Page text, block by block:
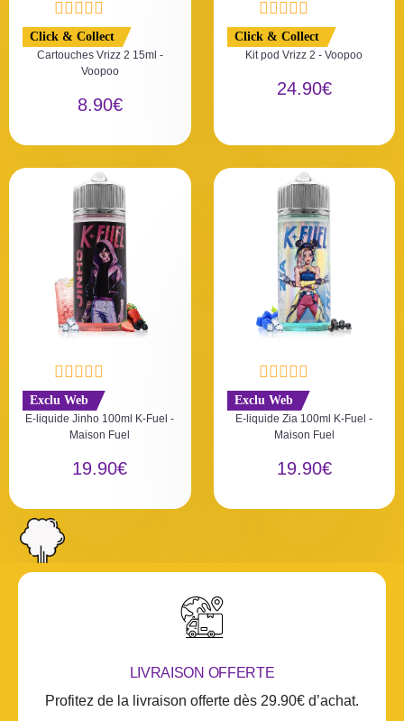
N
o
r
Click & Collect
Cartouches Vrizz 2 15ml -
Voopoo
8.90€
N
o
t
r
Click & Collect
Kit pod Vrizz 2 - Voopoo
24.90€
N
o
t
r
5
Exclu Web
E-liquide Jinho 100ml K-Fuel -
Maison Fuel
19.90€
N
o
t
r
Exclu Web
E-liquide Zia 100ml K-Fuel -
Maison Fuel
19.90€
LIVRAISON OFFERTE
Profitez de la livraison offerte dès 29.90€ d’achat.